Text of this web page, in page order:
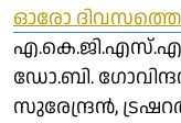
ഓരോ
ഡോ.ബി.
സുരേന്ദ്രന്‍,